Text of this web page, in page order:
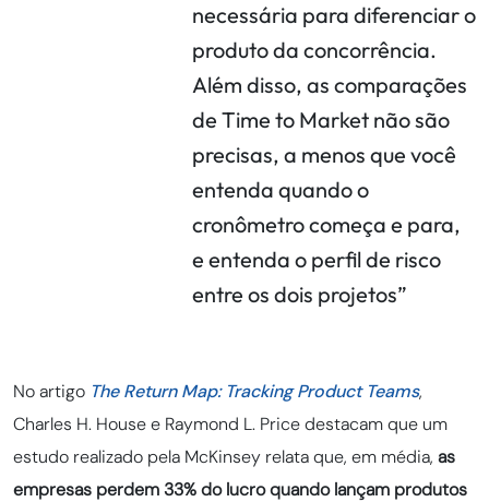
necessária para diferenciar o
produto da concorrência.
Além disso, as comparações
de Time to Market não são
precisas, a menos que você
entenda quando o
cronômetro começa e para,
e entenda o perfil de risco
entre os dois projetos”
No artigo The Return Map: Tracking Product Teams,
Charles H. House e Raymond L. Price destacam que um
estudo realizado pela McKinsey relata que, em média, as
empresas perdem 33% do lucro quando lançam produtos